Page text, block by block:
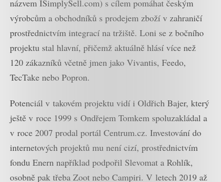
názvem ISimplySell.com) s cílem pomáhat českým
výrobcům a obchodníků s prodejem zboží v zahraničí
prostřednictvím integrací na tržiště. Loni se z bočního
projektu stal hlavní, přičemž aktuálně hlásí více než
120 zákazníků včetně jmen jako Vivantis, Feedo,
TecTake nebo Popron.
Potenciál v takovém projektu vidí i Oldřich Bajer, který
ještě v roce 1999 s Ondřejem Tomkem spoluzakládal a
v roce 2007 prodal portál Centrum.cz. Investování do
internetových projektů mu není cizí, prostřednictvím
fondu Enern například podpořil Slevomat a Rohlík,
osobně pak třeba Zoot nebo Campiri. V letech 2019 až